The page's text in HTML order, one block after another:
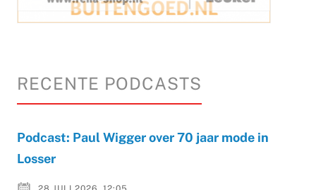
RECENTE PODCASTS
Podcast: Paul Wigger over 70 jaar mode in
Losser